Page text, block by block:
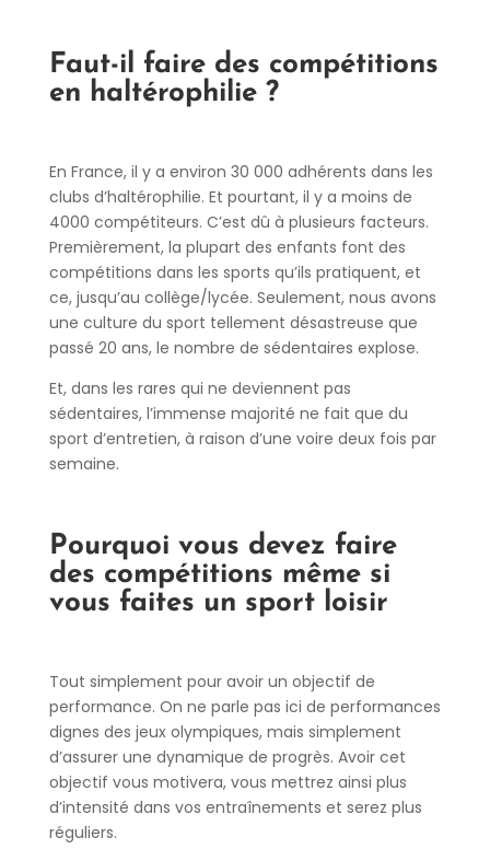
Faut-il faire des compétitions
en haltérophilie ?
En France, il y a environ 30 000 adhérents dans les
clubs d’haltérophilie. Et pourtant, il y a moins de
4000 compétiteurs. C’est dû à plusieurs facteurs.
Premièrement, la plupart des enfants font des
compétitions dans les sports qu’ils pratiquent, et
ce, jusqu’au collège/lycée. Seulement, nous avons
une culture du sport tellement désastreuse que
passé 20 ans, le nombre de sédentaires explose.
Et, dans les rares qui ne deviennent pas
sédentaires, l’immense majorité ne fait que du
sport d’entretien, à raison d’une voire deux fois par
semaine.
Pourquoi vous devez faire
des compétitions même si
vous faites un sport loisir
Tout simplement pour avoir un objectif de
performance. On ne parle pas ici de performances
dignes des jeux olympiques, mais simplement
d’assurer une dynamique de progrès. Avoir cet
objectif vous motivera, vous mettrez ainsi plus
d’intensité dans vos entraînements et serez plus
réguliers.